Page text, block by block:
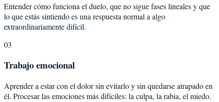
Entender cómo funciona el duelo, que no sigue fases lineales y que
lo que estás sintiendo es una respuesta normal a algo
extraordinariamente difícil.
03
Trabajo emocional
Aprender a estar con el dolor sin evitarlo y sin quedarse atrapado en
él. Procesar las emociones más difíciles: la culpa, la rabia, el miedo.